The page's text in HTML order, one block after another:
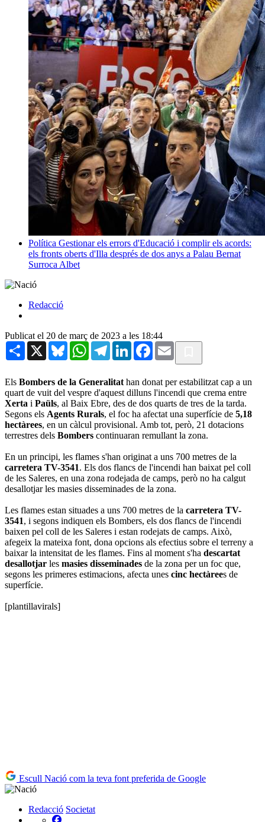
Política Gestionar els errors d'Educació i complir els acords:
els fronts oberts d'Illa després de dos anys a Palau Bernat
Surroca Albet
Redacció
Publicat el 20 de març de 2023 a les 18:44
Share X BlueskyWhatsAppTelegramLinkedInFacebook
Email
Els Bombers de la Generalitat han donat per estabilitzat cap a un
quart de vuit del vespre d'aquest dilluns l'incendi que crema entre
Xerta i Paüls, al Baix Ebre, des de dos quarts de tres de la tarda.
Segons els Agents Rurals, el foc ha afectat una superfície de 5,18
hectàrees, en un càlcul provisional. Amb tot, però, 21 dotacions
terrestres dels Bombers continuaran remullant la zona.
En un principi, les flames s'han originat a uns 700 metres de la
carretera TV-3541. Els dos flancs de l'incendi han baixat pel coll
de les Saleres, en una zona rodejada de camps, però no ha calgut
desallotjar les masies disseminades de la zona.
Les flames estan situades a uns 700 metres de la carretera TV-
3541, i segons indiquen els Bombers, els dos flancs de l'incendi
baixen pel coll de les Saleres i estan rodejats de camps. Això,
afegeix la mateixa font, dona opcions als efectius sobre el terreny a
baixar la intensitat de les flames. Fins al moment s'ha descartat
desallotjar les masies disseminades de la zona per un foc que,
segons les primeres estimacions, afecta unes cinc hectàrees de
superfície.
[plantillavirals]
Escull Nació com la teva font preferida de Google
Redacció Societat